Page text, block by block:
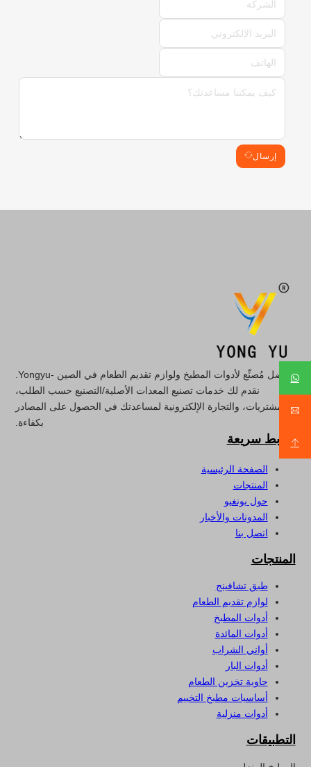
إرسال
أفضل مُصنِّع لأدوات المطبخ ولوازم تقديم الطعام في الصين -Yongyu.
نقدم لك خدمات تصنيع المعدات الأصلية/التصنيع حسب الطلب،
والمشتريات، والتجارة الإلكترونية لمساعدتك في الحصول على المصادر
بكفاءة.
روابط سريعة
الصفحة الرئيسية
المنتجات
حول يونغيو
المدونات والأخبار
اتصل بنا
المنتجات
طبق تشافينج
لوازم تقديم الطعام
أدوات المطبخ
أدوات المائدة
أواني الشراب
أدوات البار
حاوية تخزين الطعام
أساسيات مطبخ التخييم
أدوات منزلية
التطبيقات